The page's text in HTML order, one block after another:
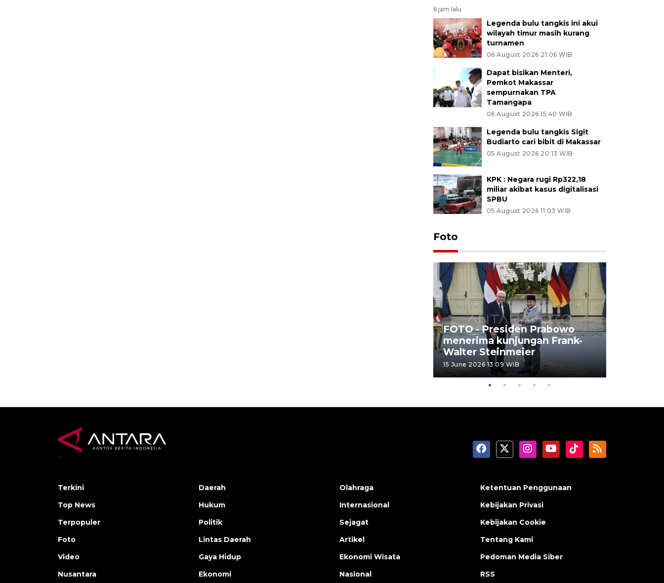
6 jam lalu
Legenda bulu tangkis ini akui
wilayah timur masih kurang
turnamen
06 August 2026 21:06 WIB
Dapat bisikan Menteri,
Pemkot Makassar
sempurnakan TPA
Tamangapa
06 August 2026 15:40 WIB
Legenda bulu tangkis Sigit
Budiarto cari bibit di Makassar
05 August 2026 20:13 WIB
KPK : Negara rugi Rp322,18
miliar akibat kasus digitalisasi
SPBU
05 August 2026 11:03 WIB
Foto
FOTO - Presiden Prabowo
menerima kunjungan Frank-
Walter Steinmeier
15 June 2026 13:09 WIB
>
Terkini
Top News
Terpopuler
Foto
Video
Nusantara
Daerah
Hukum
Politik
Lintas Daerah
Gaya Hidup
Ekonomi
Olahraga
Internasional
Sejagat
Artikel
Ekonomi Wisata
Nasional
Ketentuan Penggunaan
Kebijakan Privasi
Kebijakan Cookie
Tentang Kami
Pedoman Media Siber
RSS